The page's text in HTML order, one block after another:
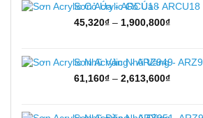
97,740₫
Sơn Acrylic Cỏ Úa - ARCU18
45,320₫ – 1,900,800₫Khoảng
Sơn Acrylic Nhũ Vàng -
61,160₫ – 2,613,600₫Khoảng